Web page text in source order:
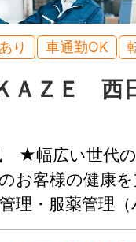
り 車通勤OK
ＡＺＥ 西
★幅広い世代
お客様の健康
・服薬管理（
交換等の処置